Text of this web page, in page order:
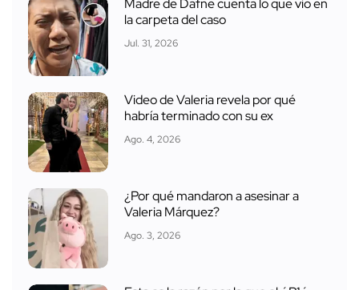
Madre de Dafne cuenta lo que vio en
la carpeta del caso
Jul. 31, 2026
Video de Valeria revela por qué
habría terminado con su ex
Ago. 4, 2026
¿Por qué mandaron a asesinar a
Valeria Márquez?
Ago. 3, 2026